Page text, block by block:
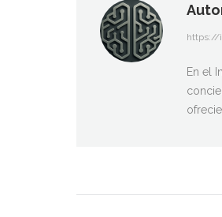
https://
En el